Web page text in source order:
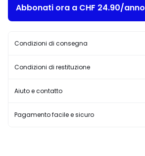
Abbonati ora a CHF 24.90/anno
Condizioni di consegna
Condizioni di restituzione
Aiuto e contatto
Pagamento facile e sicuro